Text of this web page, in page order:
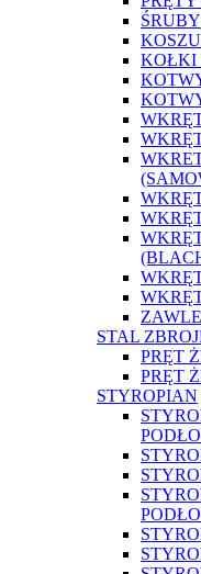
ŚRUBY
KOŁKI
STAL
PRĘT
PRĘT
STYROPIAN